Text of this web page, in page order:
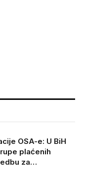
OSA-e: U BiH
plaćenih
za…